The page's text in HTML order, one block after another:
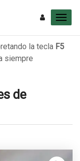
la tecla F5
siempre
de